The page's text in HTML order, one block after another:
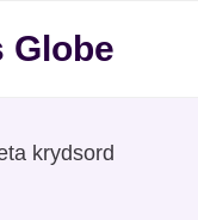
Globe